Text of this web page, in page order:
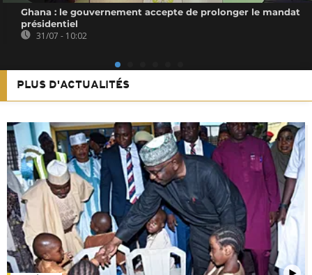
Ghana : le gouvernement accepte de prolonger le mandat
présidentiel
31/07 - 10:02
PLUS D'ACTUALITÉS